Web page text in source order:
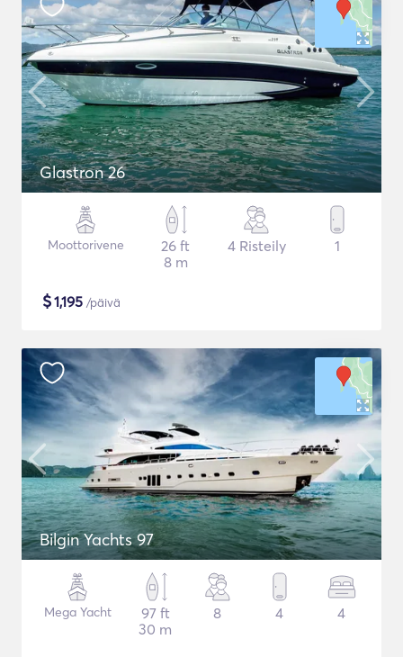
Glastron 26
Moottorivene
26 ft
8 m
4 Risteily 1
$1,195 /päivä
Bilgin Yachts 97
Mega Yacht
97 ft
30 m
8 4 4